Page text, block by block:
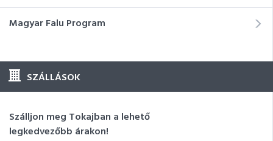
Magyar Falu Program
SZÁLLÁSOK
Szálljon meg Tokajban a lehető
legkedvezőbb árakon!